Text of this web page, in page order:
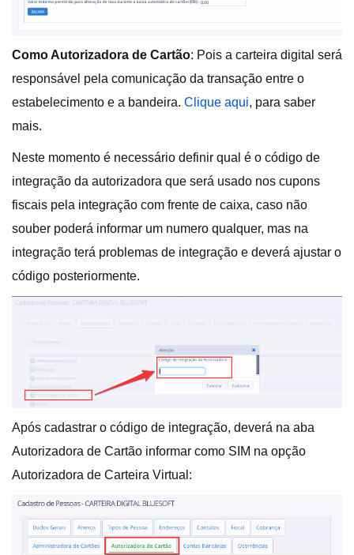
Como Autorizadora de Cartão: Pois a carteira digital será
responsável pela comunicação da transação entre o
estabelecimento e a bandeira. Clique aqui, para saber
mais.
Neste momento é necessário definir qual é o código de
integração da autorizadora que será usado nos cupons
fiscais pela integração com frente de caixa, caso não
souber poderá informar um numero qualquer, mas na
integração terá problemas de integração e deverá ajustar o
código posteriormente.
Após cadastrar o código de integração, deverá na aba
Autorizadora de Cartão informar como SIM na opção
Autorizadora de Carteira Virtual: